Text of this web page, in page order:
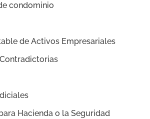
condominio
de Activos Empresariales
Hacienda o la Seguridad